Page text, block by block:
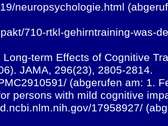
neuropsychologie.html
710-rtkl-gehirntraining-was-
term Effects of Cognitive
JAMA, 296(23), 2805-2814.
(abgerufen am: 1.
persons with mild cognitive
17958927/